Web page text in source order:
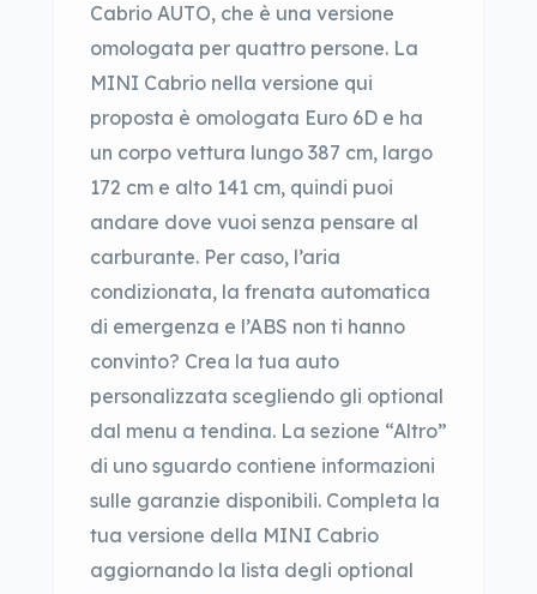
Cabrio AUTO, che è una versione
omologata per quattro persone. La
MINI Cabrio nella versione qui
proposta è omologata Euro 6D e ha
un corpo vettura lungo 387 cm, largo
172 cm e alto 141 cm, quindi puoi
andare dove vuoi senza pensare al
carburante. Per caso, l’aria
condizionata, la frenata automatica
di emergenza e l’ABS non ti hanno
convinto? Crea la tua auto
personalizzata scegliendo gli optional
dal menu a tendina. La sezione “Altro”
di uno sguardo contiene informazioni
sulle garanzie disponibili. Completa la
tua versione della MINI Cabrio
aggiornando la lista degli optional